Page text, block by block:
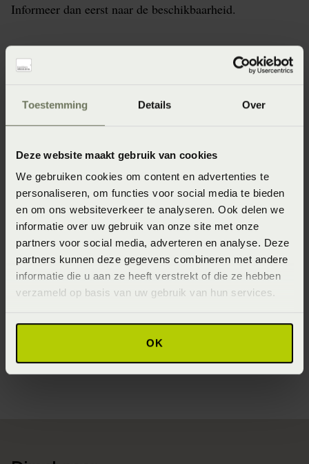
Toestemming Details Over
Deze website maakt gebruik van cookies
We gebruiken cookies om content en advertenties te
personaliseren, om functies voor social media te bieden
en om ons websiteverkeer te analyseren. Ook delen we
informatie over uw gebruik van onze site met onze
partners voor social media, adverteren en analyse. Deze
partners kunnen deze gegevens combineren met andere
informatie die u aan ze heeft verstrekt of die ze hebben
verzameld op basis van uw gebruik van hun services.
OK
Informeer dan eerst naar de beschikbaarheid.
Artikelnummer
8718471511940
Materiaal
100% katoen (Katoen)
Wasinstructie
Wasvoorschrift: wassen op 60°C
Afmeting
set handdoek + theedoek 60x60 (60 x 60 cm)
Seizoen
Never Out of Stock (Vaste collectie)